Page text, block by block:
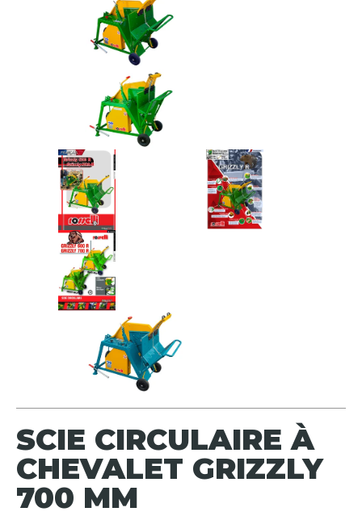
SCIE CIRCULAIRE À
CHEVALET GRIZZLY
700 MM